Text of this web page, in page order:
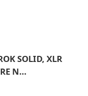
SOLID, XLR
N…